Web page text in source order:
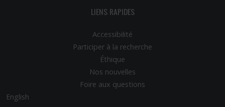
LIENS RAPIDES
Accessibilité
Participer à la recherche
Éthique
Nos nouvelles
Foire aux questions
English